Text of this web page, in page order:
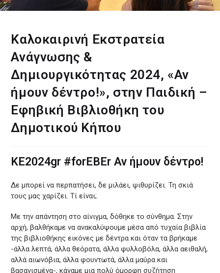
Καλοκαιρινή Εκστρατεία
Ανάγνωσης &
Δημιουργικότητας 2024, «Αν
ήμουν δέντρο!», στην Παιδική –
Εφηβική Βιβλιοθήκη του
Δημοτικού Κήπου
ΚΕ2024gr #forEBEr Αν ήμουν δέντρο!
Δε μπορεί να περπατήσει, δε μιλάει, ψιθυρίζει. Τη σκιά
τους μας χαρίζει. Τί είναι;
Με την απάντηση στο αίνιγμα, δόθηκε το σύνθημα. Στην
αρχή, βαλθήκαμε να ανακαλύψουμε μέσα από τυχαία βιβλία
της βιβλιοθήκης εικόνες με δέντρα και όταν τα βρήκαμε
-άλλα λεπτά, άλλα θεόρατα, άλλα φυλλοβόλα, άλλα αειθαλή,
αλλά αιωνόβια, άλλα φουντωτά, άλλα μαύρα και
βασανισμένα-, κάναμε μια πολύ όμορφη συζήτηση